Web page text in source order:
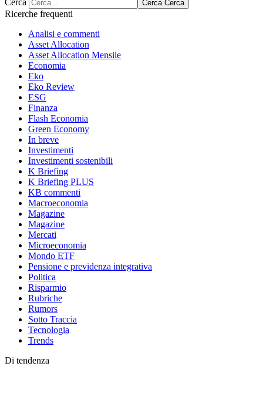
Cerca
Cerca Cerca
Ricerche frequenti
Analisi e commenti
Asset Allocation
Asset Allocation Mensile
Economia
Eko
Eko Review
ESG
Finanza
Flash Economia
Green Economy
In breve
Investimenti
Investimenti sostenibili
K Briefing
K Briefing PLUS
KB commenti
Macroeconomia
Magazine
Magazine
Mercati
Microeconomia
Mondo ETF
Pensione e previdenza integrativa
Politica
Risparmio
Rubriche
Rumors
Sotto Traccia
Tecnologia
Trends
Di tendenza